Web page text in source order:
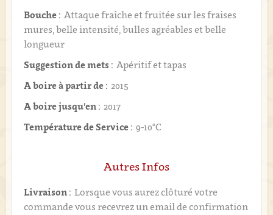
Bouche : Attaque fraîche et fruitée sur les fraises
mures, belle intensité, bulles agréables et belle
longueur
Suggestion de mets : Apéritif et tapas
A boire à partir de : 2015
A boire jusqu'en : 2017
Température de Service : 9-10°C
Autres Infos
Livraison : Lorsque vous aurez clôturé votre
commande vous recevrez un email de confirmation